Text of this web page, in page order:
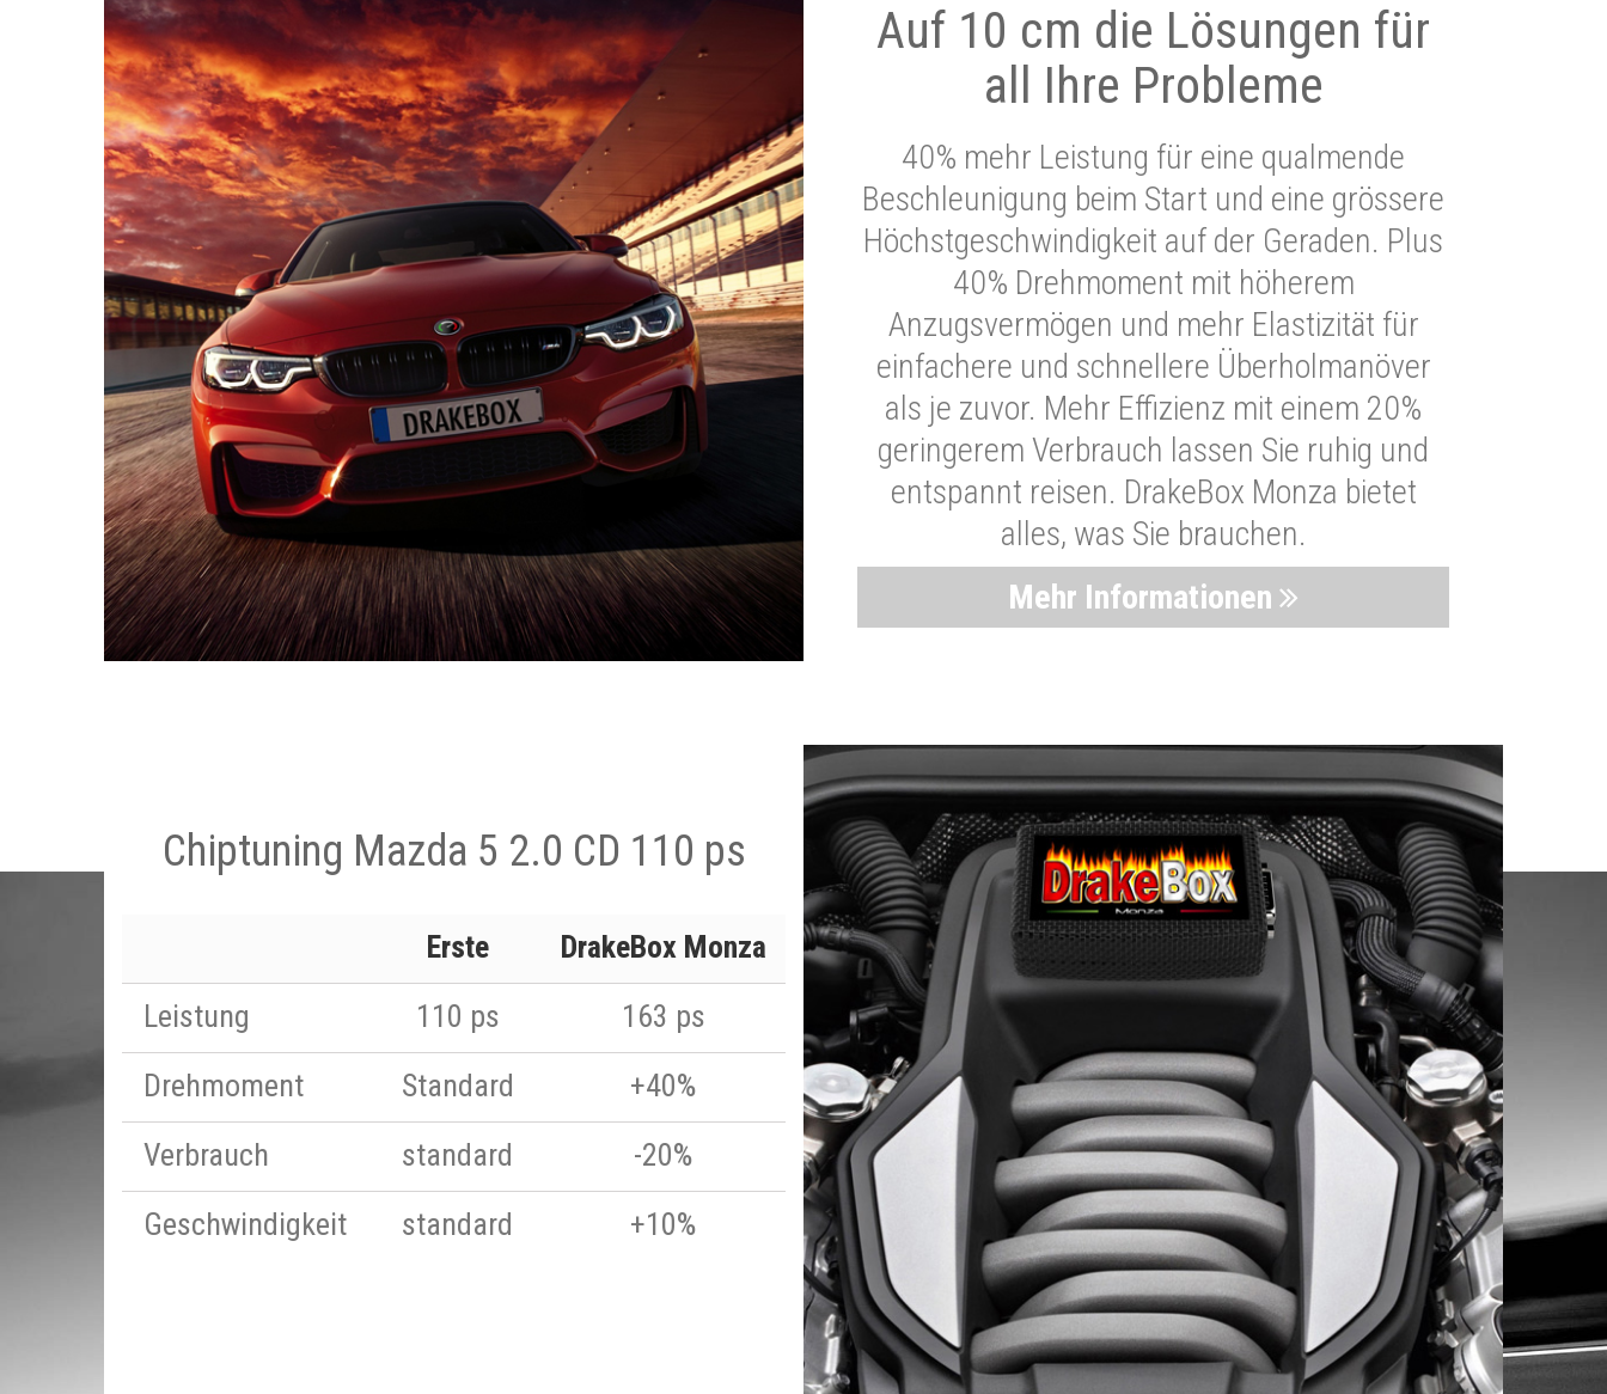
Auf 10 cm die Lösungen für
all Ihre Probleme
40% mehr Leistung für eine qualmende
Beschleunigung beim Start und eine grössere
Höchstgeschwindigkeit auf der Geraden. Plus
40% Drehmoment mit höherem
Anzugsvermögen und mehr Elastizität für
einfachere und schnellere Überholmanöver
als je zuvor. Mehr Effizienz mit einem 20%
geringerem Verbrauch lassen Sie ruhig und
entspannt reisen. DrakeBox Monza bietet
alles, was Sie brauchen.
Mehr Informationen
Chiptuning Mazda 5 2.0 CD 110 ps
Erste
DrakeBox Monza
Leistung
110 ps
163 ps
Drehmoment
Standard
+40%
Verbrauch
standard
-20%
Geschwindigkeit
standard +10%